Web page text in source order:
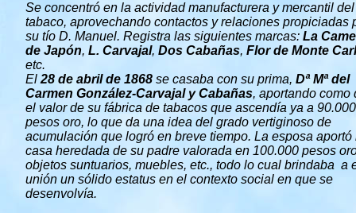
Se concentró en la actividad manufacturera y mercantil del
tabaco, aprovechando contactos y relaciones propiciadas
su tío D. Manuel. Registra las siguientes marcas: La
de Japón, L. Carvajal, Dos Cabañas, Flor de Monte
etc.
El 28 de abril de 1868 se casaba con su prima, Dª Mª del
Carmen González-Carvajal y Cabañas, aportando como
el valor de su fábrica de tabacos que ascendía ya a 90.000
pesos oro, lo que da una idea del grado vertiginoso de
acumulación que logró en breve tiempo. La esposa aportó
casa heredada de su padre valorada en 100.000 pesos
objetos suntuarios, muebles, etc., todo lo cual brindaba a
unión un sólido estatus en el contexto social en que se
desenvolvía.